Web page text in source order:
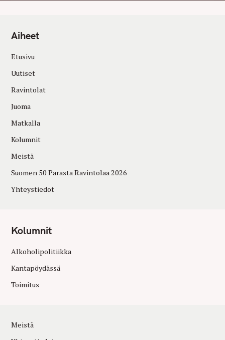
Aiheet
Etusivu
Uutiset
Ravintolat
Juoma
Matkalla
Kolumnit
Meistä
Suomen 50 Parasta Ravintolaa 2026
Yhteystiedot
Kolumnit
Alkoholipolitiikka
Kantapöydässä
Toimitus
Meistä